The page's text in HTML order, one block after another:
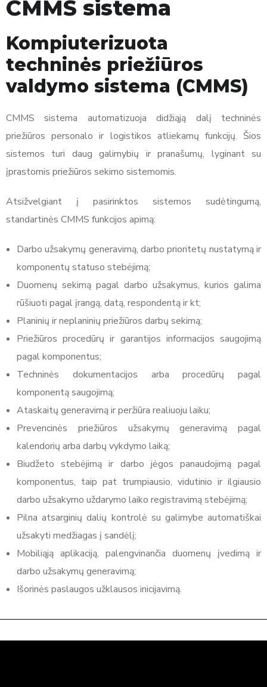
CMMS sistema
Kompiuterizuota
techninės priežiūros
valdymo sistema (CMMS)
CMMS sistema automatizuoja didžiąją dalį techninės
priežiūros personalo ir logistikos atliekamų funkcijų. Šios
sistemos turi daug galimybių ir pranašumų, lyginant su
įprastomis priežiūros sekimo sistemomis.
Atsižvelgiant į pasirinktos sistemos sudėtingumą,
standartinės CMMS funkcijos apimą:
Darbo užsakymų generavimą, darbo prioritetų nustatymą ir
komponentų statuso stebėjimą;
Duomenų sekimą pagal darbo užsakymus, kurios galima
rūšiuoti pagal įrangą, datą, respondentą ir kt;
Planinių ir neplaninių priežiūros darbų sekimą;
Priežiūros procedūrų ir garantijos informacijos saugojimą
pagal komponentus;
Techninės dokumentacijos arba procedūrų pagal
komponentą saugojimą;
Ataskaitų generavimą ir peržiūra realiuoju laiku;
Prevencinės priežiūros užsakymų generavimą pagal
kalendorių arba darbų vykdymo laiką;
Biudžeto stebėjimą ir darbo jėgos panaudojimą pagal
komponentus, taip pat trumpiausio, vidutinio ir ilgiausio
darbo užsakymo uždarymo laiko registravimą stebėjimą;
Pilna atsarginių dalių kontrolė su galimybe automatiškai
užsakyti medžiagas į sandėlį;
Mobiliąją aplikaciją, palengvinančia duomenų įvedimą ir
darbo užsakymų generavimą;
Išorinės paslaugos užklausos inicijavimą.